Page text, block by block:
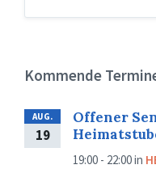
Kommende
AUG.
19
Offener
19:00 - 22:00in